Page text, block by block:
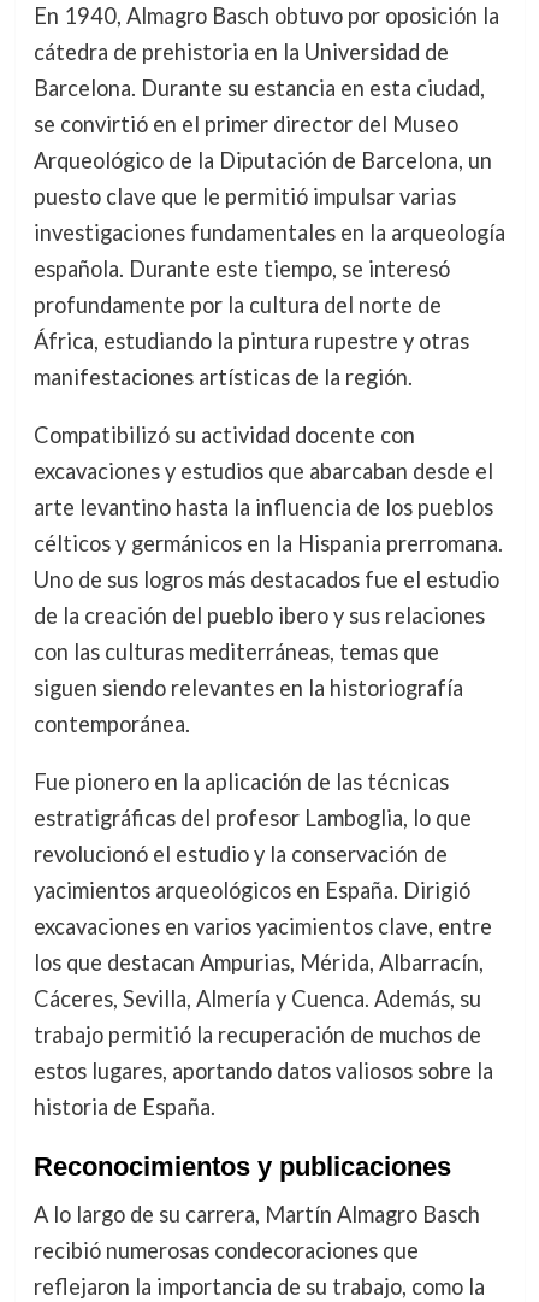
En 1940, Almagro Basch obtuvo por oposición la
cátedra de prehistoria en la Universidad de
Barcelona. Durante su estancia en esta ciudad,
se convirtió en el primer director del Museo
Arqueológico de la Diputación de Barcelona, un
puesto clave que le permitió impulsar varias
investigaciones fundamentales en la arqueología
española. Durante este tiempo, se interesó
profundamente por la cultura del norte de
África, estudiando la pintura rupestre y otras
manifestaciones artísticas de la región.
Compatibilizó su actividad docente con
excavaciones y estudios que abarcaban desde el
arte levantino hasta la influencia de los pueblos
célticos y germánicos en la Hispania prerromana.
Uno de sus logros más destacados fue el estudio
de la creación del pueblo ibero y sus relaciones
con las culturas mediterráneas, temas que
siguen siendo relevantes en la historiografía
contemporánea.
Fue pionero en la aplicación de las técnicas
estratigráficas del profesor Lamboglia, lo que
revolucionó el estudio y la conservación de
yacimientos arqueológicos en España. Dirigió
excavaciones en varios yacimientos clave, entre
los que destacan Ampurias, Mérida, Albarracín,
Cáceres, Sevilla, Almería y Cuenca. Además, su
trabajo permitió la recuperación de muchos de
estos lugares, aportando datos valiosos sobre la
historia de España.
Reconocimientos y publicaciones
A lo largo de su carrera, Martín Almagro Basch
recibió numerosas condecoraciones que
reflejaron la importancia de su trabajo, como la